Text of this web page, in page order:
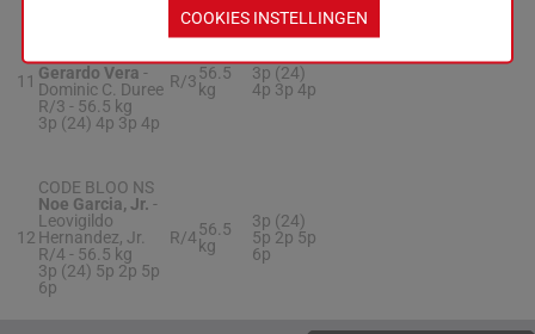
11 Gerardo Vera -
Dominic C. Duree
R/3 - 56.5 kg
3p (24) 4p 3p 4p
R/356.5
kg
3p (24)
4p 3p 4p
12
CODE BLOO NS
Noe Garcia, Jr. -
Leovigildo
Hernandez, Jr.
R/4 - 56.5 kg
3p (24) 5p 2p 5p
6p
R/456.5
kg
3p (24)
5p 2p 5p
6p
COOKIES INSTELLINGEN